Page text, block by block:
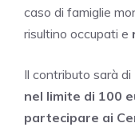
caso di famiglie
risultino occupati e
Il contributo sarà di
nel limite di 100
partecipare ai